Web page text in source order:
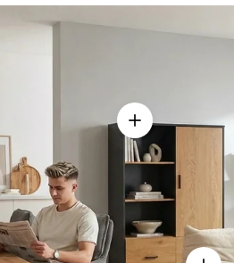
Visa detaljer -